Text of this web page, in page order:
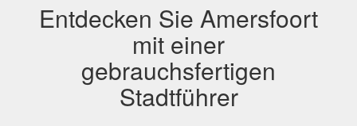
Entdecken Sie Amersfoort
mit einer
gebrauchsfertigen
Stadtführer